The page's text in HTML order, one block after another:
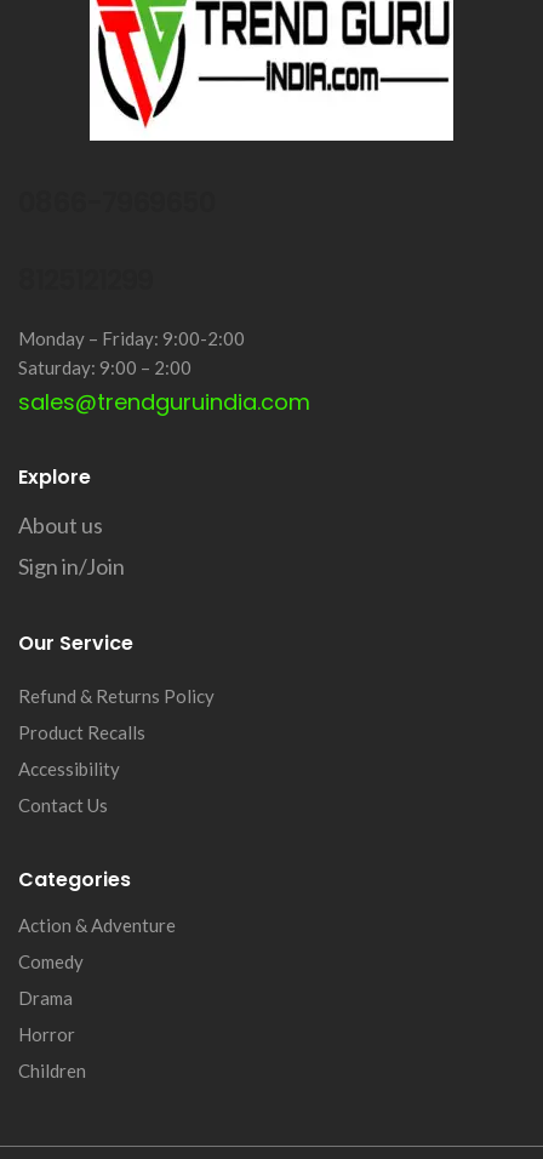
Monday – Friday: 9:00-2:00
Saturday: 9:00 – 2:00
sales@trendguruindia.com
Explore
About us
Sign in/Join
Our Service
Refund & Returns Policy
Product Recalls
Accessibility
Contact Us
Categories
Action & Adventure
Comedy
Drama
Horror
Children